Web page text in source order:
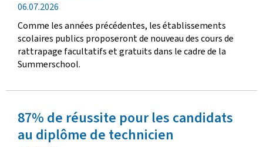
date
de
publication
06.07.2026
Comme les années précédentes, les établissements
scolaires publics proposeront de nouveau des cours de
rattrapage facultatifs et gratuits dans le cadre de la
Summerschool.
87% de réussite pour les candidats
au diplôme de technicien